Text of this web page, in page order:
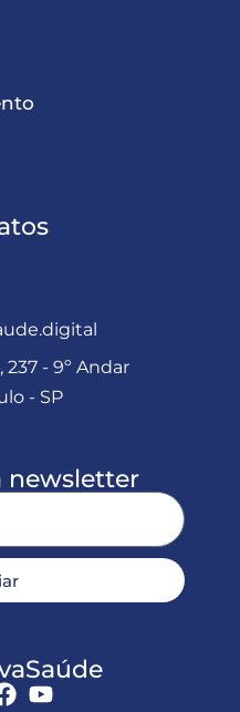
- 9º Andar
- SP
newsletter